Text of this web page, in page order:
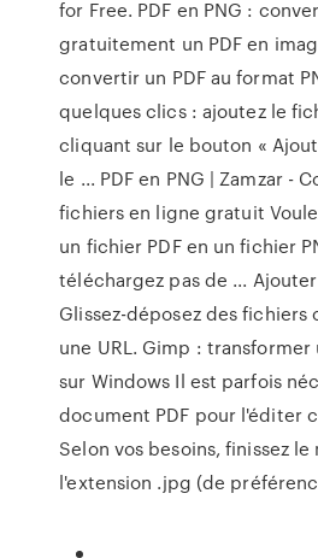
for Free. PDF en PNG :
gratuitement un PDF en
convertir un PDF au format
quelques clics : ajoutez le
cliquant sur le bouton «
le ... PDF en PNG | Zamzar -
fichiers en ligne gratuit
un fichier PDF en un fichier
téléchargez pas de ...
Glissez-déposez des fichiers
une URL. Gimp : transformer
sur Windows Il est parfois
document PDF pour l'éditer
Selon vos besoins, finissez le
l'extension .jpg (de